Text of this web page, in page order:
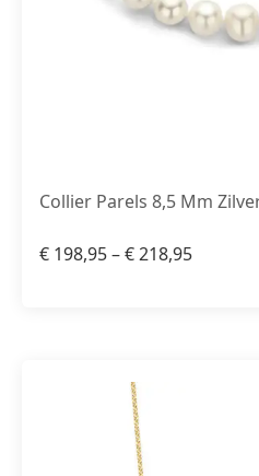
Collier Parels 8,5 Mm
€ 198,95–€218,95